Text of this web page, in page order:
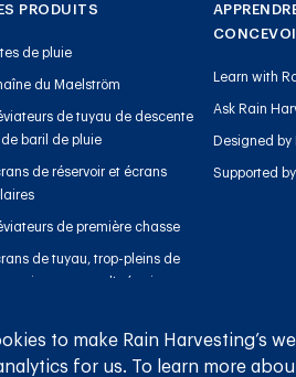
PRODUITS
de pluie
du Maelström
de tuyau de descente
de baril de pluie
de réservoir et écrans
de première chasse
de tuyau, trop-pleins de
et capots d'aération
des sédiments
Learn with
Ask Rain
Designed
Supported
to make Rain Harvesting’s
for us. To learn more